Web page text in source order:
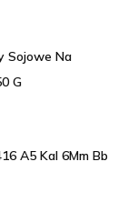
Sojowe Na
G
A5 Kal 6Mm Bb